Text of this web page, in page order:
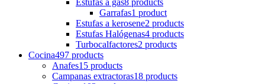
Garrafas1 product
Estufas a kerosene2 products
Estufas Halógenas4 products
Turbocalfactores2 products
Cocina497 products
Anafes15 products
Campanas extractoras18 products